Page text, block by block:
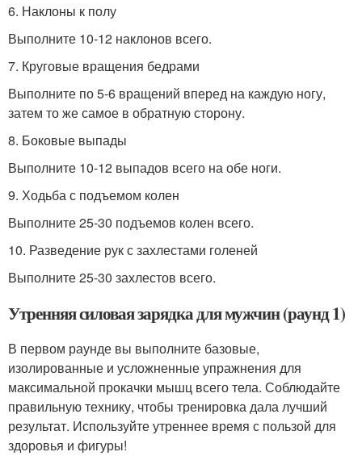
6. Наклоны к полу
Выполните 10-12 наклонов всего.
7. Круговые вращения бедрами
Выполните по 5-6 вращений вперед на каждую ногу,
затем то же самое в обратную сторону.
8. Боковые выпады
Выполните 10-12 выпадов всего на обе ноги.
9. Ходьба с подъемом колен
Выполните 25-30 подъемов колен всего.
10. Разведение рук с захлестами голеней
Выполните 25-30 захлестов всего.
Утренняя силовая зарядка для мужчин (раунд 1)
В первом раунде вы выполните базовые,
изолированные и усложненные упражнения для
максимальной прокачки мышц всего тела. Соблюдайте
правильную технику, чтобы тренировка дала лучший
результат. Используйте утреннее время с пользой для
здоровья и фигуры!